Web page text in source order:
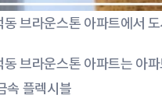
동 브라운스톤 아파트에서
동 브라운스톤 아파트는 아
속 플렉시블